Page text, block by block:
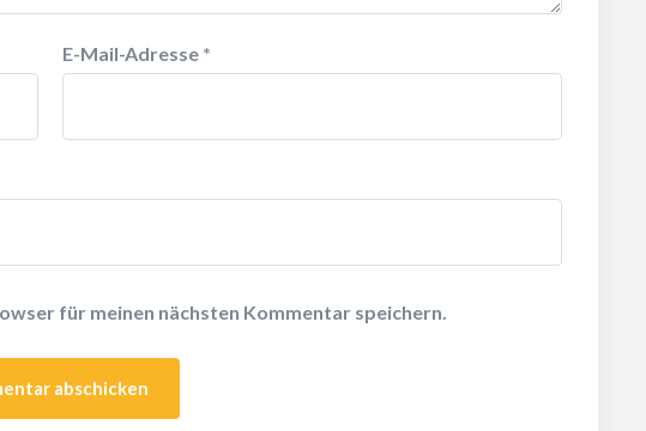
E-Mail-Adresse *
für meinen nächsten Kommentar speichern.